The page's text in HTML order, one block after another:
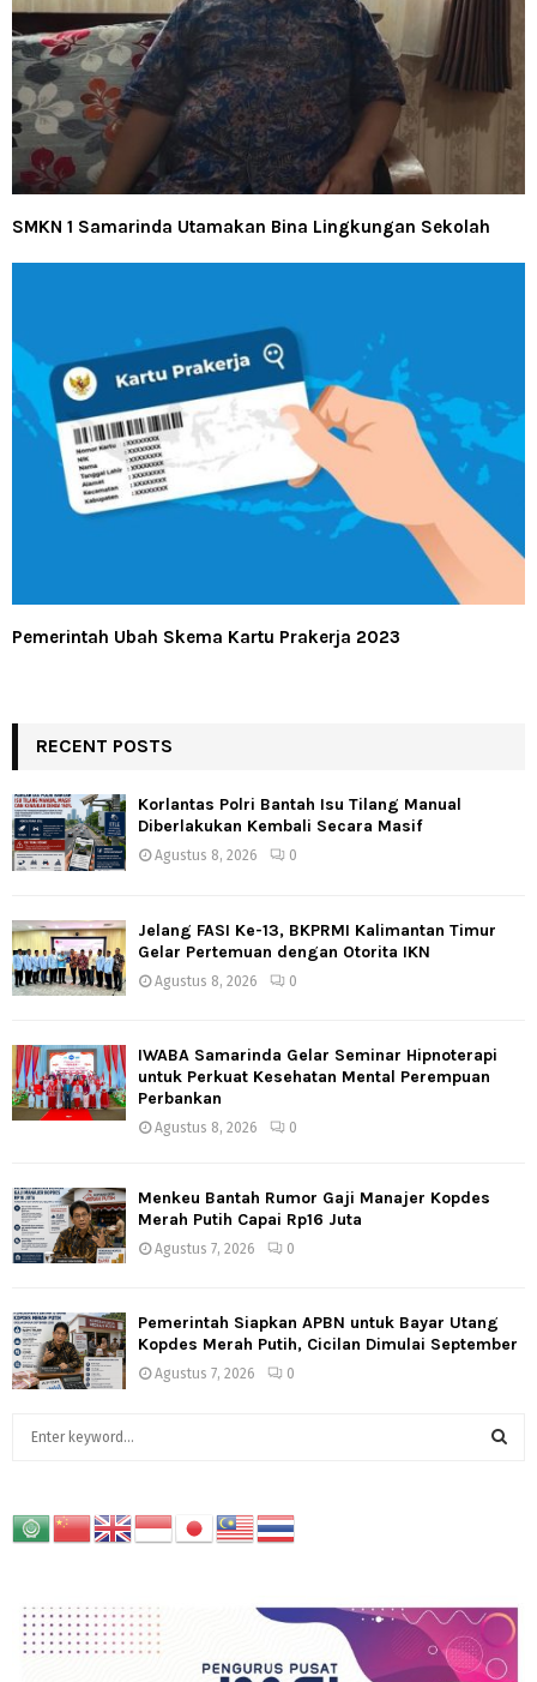
SMKN 1 Samarinda Utamakan Bina Lingkungan Sekolah
Pemerintah Ubah Skema Kartu Prakerja 2023
RECENT POSTS
Korlantas Polri Bantah Isu Tilang Manual
Diberlakukan Kembali Secara Masif
Agustus 8, 2026 0
Jelang FASI Ke-13, BKPRMI Kalimantan Timur
Gelar Pertemuan dengan Otorita IKN
Agustus 8, 2026 0
IWABA Samarinda Gelar Seminar Hipnoterapi
untuk Perkuat Kesehatan Mental Perempuan
Perbankan
Agustus 8, 2026 0
Menkeu Bantah Rumor Gaji Manajer Kopdes
Merah Putih Capai Rp16 Juta
Agustus 7, 2026 0
Pemerintah Siapkan APBN untuk Bayar Utang
Kopdes Merah Putih, Cicilan Dimulai September
Agustus 7, 2026 0
c
C